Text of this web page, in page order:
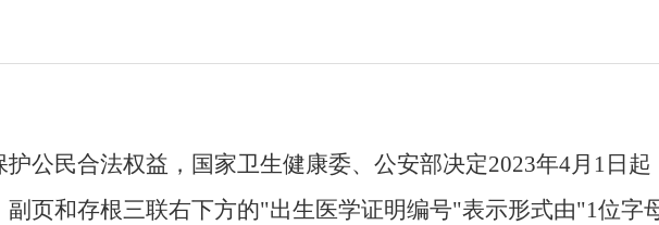
公民合法权益，国家卫生健康委、公安部决定2023年4月1日
页和存根三联右下方的"出生医学证明编号"表示形式由"1位字